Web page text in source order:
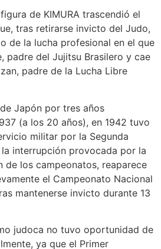
de KIMURA trascendió el
tras retirarse invicto del Judo,
de la lucha profesional en el que
padre del Jujitsu Brasilero y cae
padre de la Lucha Libre
Japón por tres años
(a los 20 años), en 1942 tuvo
militar por la Segunda
interrupción provocada por la
de los campeonatos, reaparece
el Campeonato Nacional
mantenerse invicto durante 13
judoca no tuvo oportunidad de
ya que el Primer